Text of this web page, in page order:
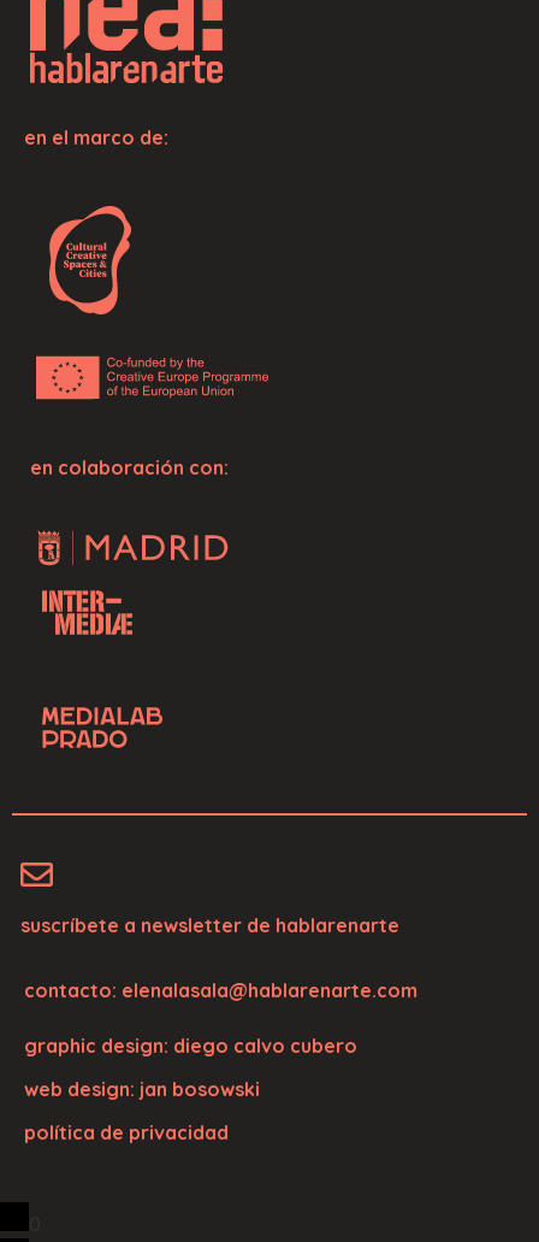
en el marco de:
en colaboración con:
suscríbete a newsletter de hablarenarte
contacto: elenalasala@hablarenarte.com
graphic design: diego calvo cubero
web design: jan bosowski
política de privacidad